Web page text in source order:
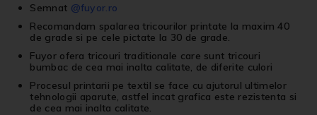
Semnat @fuyor.ro
Recomandam spalarea tricourilor printate la maxim 40
de grade si pe cele pictate la 30 de grade.
Fuyor ofera tricouri traditionale care sunt tricouri
bumbac de cea mai inalta calitate, de diferite culori
Procesul printarii pe textil se face cu ajutorul ultimelor
tehnologii aparute, astfel incat grafica este rezistenta si
de cea mai inalta calitate.